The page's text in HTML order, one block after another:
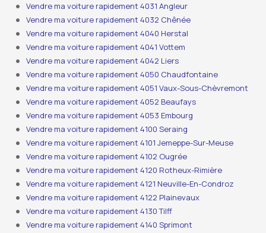
Vendre ma voiture rapidement 4031 Angleur
Vendre ma voiture rapidement 4032 Chênée
Vendre ma voiture rapidement 4040 Herstal
Vendre ma voiture rapidement 4041 Vottem
Vendre ma voiture rapidement 4042 Liers
Vendre ma voiture rapidement 4050 Chaudfontaine
Vendre ma voiture rapidement 4051 Vaux-Sous-Chèvremont
Vendre ma voiture rapidement 4052 Beaufays
Vendre ma voiture rapidement 4053 Embourg
Vendre ma voiture rapidement 4100 Seraing
Vendre ma voiture rapidement 4101 Jemeppe-Sur-Meuse
Vendre ma voiture rapidement 4102 Ougrée
Vendre ma voiture rapidement 4120 Rotheux-Rimière
Vendre ma voiture rapidement 4121 Neuville-En-Condroz
Vendre ma voiture rapidement 4122 Plainevaux
Vendre ma voiture rapidement 4130 Tilff
Vendre ma voiture rapidement 4140 Sprimont